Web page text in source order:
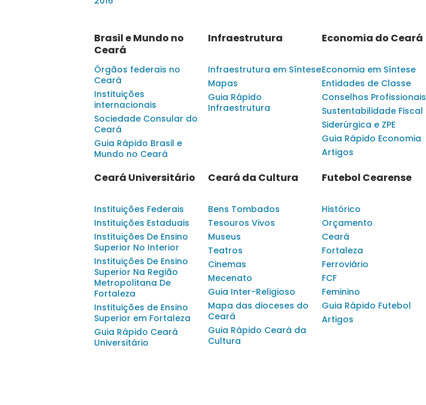
Brasil e Mundo no
Ceará
Órgãos federais no
Ceará
Instituições
internacionais
Sociedade Consular do
Ceará
Guia Rápido Brasil e
Mundo no Ceará
Infraestrutura
Infraestrutura em Síntese
Mapas
Guia Rápido
Infraestrutura
Economia do Ceará
Economia em Síntese
Entidades de Classe
Conselhos Profissionais
Sustentabilidade Fiscal
Siderúrgica e ZPE
Guia Rápido Economia
Artigos
Ceará Universitário
Instituições Federais
Instituições Estaduais
Instituições De Ensino
Superior No Interior
Instituições De Ensino
Superior Na Região
Metropolitana De
Fortaleza
Instituições de Ensino
Superior em Fortaleza
Guia Rápido Ceará
Universitário
Ceará da Cultura
Bens Tombados
Tesouros Vivos
Museus
Teatros
Cinemas
Mecenato
Guia Inter-Religioso
Mapa das dioceses do
Ceará
Guia Rápido Ceará da
Cultura
Futebol Cearense
Histórico
Orçamento
Ceará
Fortaleza
Ferroviário
FCF
Feminino
Guia Rápido Futebol
Artigos